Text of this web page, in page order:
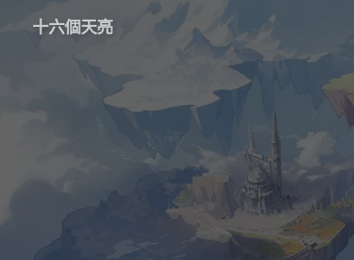
十六個天亮